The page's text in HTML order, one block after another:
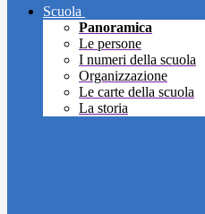
Scuola
Panoramica
Le persone
I numeri della scuola
Organizzazione
Le carte della scuola
La storia